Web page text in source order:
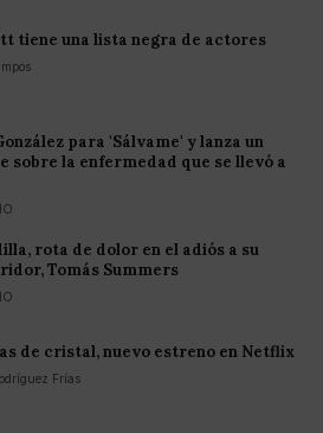
tiene una lista negra de actores
para 'Sálvame' y lanza un
sobre la enfermedad que se llevó a
rota de dolor en el adiós a su
Tomás Summers
de cristal, nuevo estreno en Netflix
Frías